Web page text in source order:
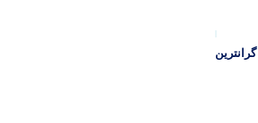
گرانترین